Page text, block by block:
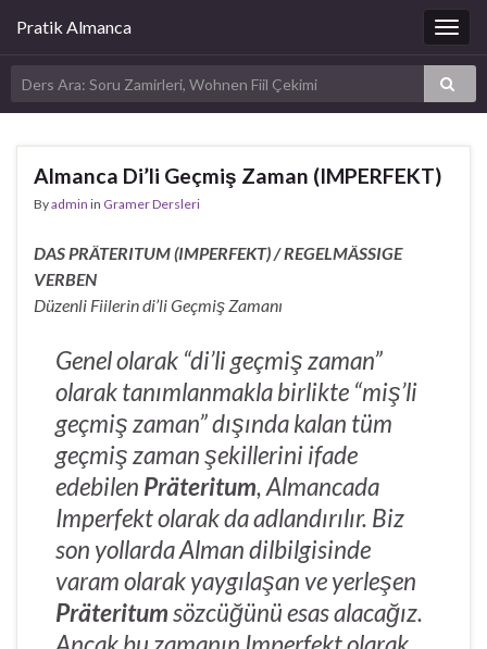
Pratik Almanca
Almanca Di’li Geçmiş Zaman (IMPERFEKT)
Byadmin in Gramer Dersleri
DAS PRÄTERITUM (IMPERFEKT) / REGELMÄSSIGE
VERBEN
Düzenli Fiilerin di’li Geçmiş Zamanı
Genel olarak “di’li geçmiş zaman”
olarak tanımlanmakla birlikte “miş’li
geçmiş zaman” dışında kalan tüm
geçmiş zaman şekillerini ifade
edebilen Präteritum, Almancada
Imperfekt olarak da adlandırılır. Biz
son yollarda Alman dilbilgisinde
varam olarak yaygılaşan ve yerleşen
Präteritumsözcüğünü esas alacağız.